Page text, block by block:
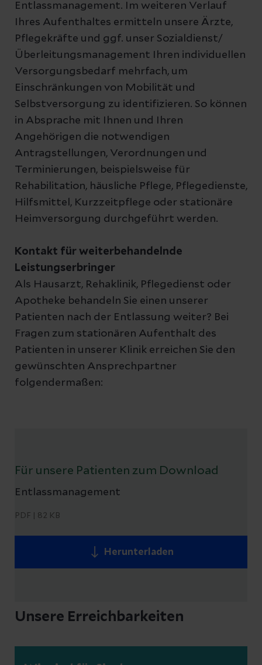
Entlassmanagement. Im weiteren Verlauf
Ihres Aufenthaltes ermitteln unsere Ärzte,
Pflegekräfte und ggf. unser Sozialdienst/
Überleitungsmanagement Ihren individuellen
Versorgungsbedarf mehrfach, um
Einschränkungen von Mobilität und
Selbstversorgung zu identifizieren. So können
in Absprache mit Ihnen und Ihren
Angehörigen die notwendigen
Antragstellungen, Verordnungen und
Terminierungen, beispielsweise für
Rehabilitation, häusliche Pflege, Pflegedienste,
Hilfsmittel, Kurzzeitpflege oder stationäre
Heimversorgung durchgeführt werden.
Kontakt für weiterbehandelnde
Leistungserbringer
Als Hausarzt, Rehaklinik, Pflegedienst oder
Apotheke behandeln Sie einen unserer
Patienten nach der Entlassung weiter? Bei
Fragen zum stationären Aufenthalt des
Patienten in unserer Klinik erreichen Sie den
gewünschten Ansprechpartner
folgendermaßen:
Für unsere Patienten zum Download
Entlassmanagement
PDF 82 KB
Herunterladen
Unsere Erreichbarkeiten